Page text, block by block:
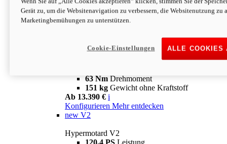
63 NmDrehmoment
151 kgGewicht ohne Kraftstoff
Ab 13.890 € i
63 Nm Drehmoment
151 kg Gewicht ohne Kraftstoff
Ab 13.390 € i
Konfigurieren Mehr entdecken
new V2
Hypermotard V2
Gerät zu, um die Websitenavigation zu verbessern, die Websitenutzung zu
Marketingbemühungen zu unterstützen.
ALLE COOKIES
Cookie-Einstellungen